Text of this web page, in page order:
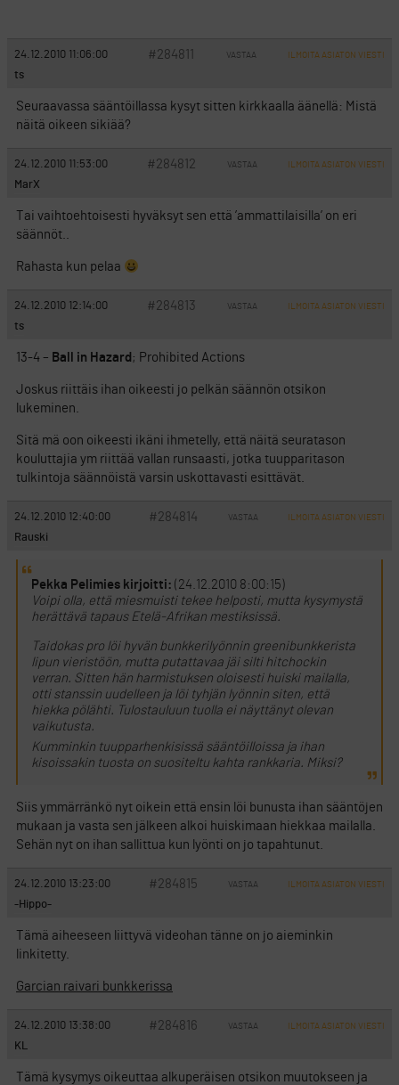
24.12.2010 11:06:00 #284811 VASTAA ILMOITA ASIATON VIESTI
ts
Seuraavassa sääntöillassa kysyt sitten kirkkaalla äänellä: Mistä
näitä oikeen sikiää?
24.12.2010 11:53:00 #284812 VASTAA ILMOITA ASIATON VIESTI
MarX
Tai vaihtoehtoisesti hyväksyt sen että ’ammattilaisilla’ on eri
säännöt..
Rahasta kun pelaa
24.12.2010 12:14:00 #284813 VASTAA ILMOITA ASIATON VIESTI
ts
13-4 – Ball in Hazard ; Prohibited Actions
Joskus riittäis ihan oikeesti jo pelkän säännön otsikon
lukeminen.
Sitä mä oon oikeesti ikäni ihmetelly, että näitä seuratason
kouluttajia ym riittää vallan runsaasti, jotka tuupparitason
tulkintoja säännöistä varsin uskottavasti esittävät.
24.12.2010 12:40:00 #284814 VASTAA ILMOITA ASIATON VIESTI
Rauski
Pekka Pelimies kirjoitti: (24.12.2010 8:00:15)
Voipi olla, että miesmuisti tekee helposti, mutta kysymystä
herättävä tapaus Etelä-Afrikan mestiksissä.
Taidokas pro löi hyvän bunkkerilyönnin greenibunkkerista
lipun vieristöön, mutta putattavaa jäi silti hitchockin
verran. Sitten hän harmistuksen oloisesti huiski mailalla,
otti stanssin uudelleen ja löi tyhjän lyönnin siten, että
hiekka pölähti. Tulostauluun tuolla ei näyttänyt olevan
vaikutusta.
Kumminkin tuupparhenkisissä sääntöilloissa ja ihan
kisoissakin tuosta on suositeltu kahta rankkaria. Miksi?
Siis ymmärränkö nyt oikein että ensin löi bunusta ihan sääntöjen
mukaan ja vasta sen jälkeen alkoi huiskimaan hiekkaa mailalla.
Sehän nyt on ihan sallittua kun lyönti on jo tapahtunut.
24.12.2010 13:23:00 #284815 VASTAA ILMOITA ASIATON VIESTI
-Hippo-
Tämä aiheeseen liittyvä videohan tänne on jo aieminkin
linkitetty.
Garcian raivari bunkkerissa
24.12.2010 13:38:00 #284816 VASTAA ILMOITA ASIATON VIESTI
KL
Tämä kysymys oikeuttaa alkuperäisen otsikon muutokseen ja